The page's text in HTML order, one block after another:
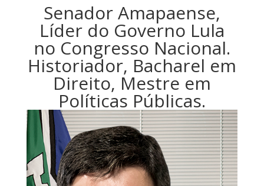
Senador Amapaense,
Líder do Governo Lula
no Congresso Nacional.
Historiador, Bacharel em
Direito, Mestre em
Políticas Públicas.